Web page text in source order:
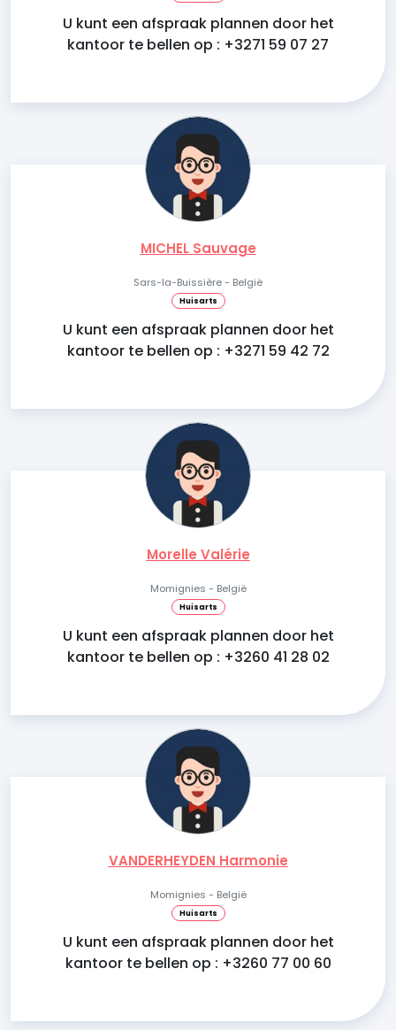
U kunt een afspraak plannen door het
kantoor te bellen op : +3271 59 07 27
MICHEL Sauvage
Sars-la-Buissière - België
Huisarts
U kunt een afspraak plannen door het
kantoor te bellen op : +3271 59 42 72
Morelle Valérie
Momignies - België
Huisarts
U kunt een afspraak plannen door het
kantoor te bellen op : +3260 41 28 02
VANDERHEYDEN Harmonie
Momignies - België
Huisarts
U kunt een afspraak plannen door het
kantoor te bellen op : +3260 77 00 60